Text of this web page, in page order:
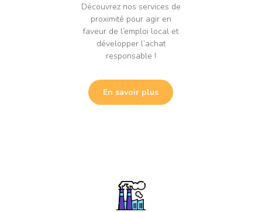
Découvrez nos services de
proximité pour agir en
faveur de l’emploi local et
développer l’achat
responsable !
En savoir plus